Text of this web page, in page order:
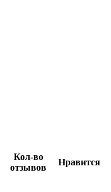
Кол-во
отзывов
Нравится